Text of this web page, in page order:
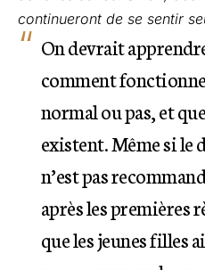
continueront de se sentir
On devrait
comment
normal ou pas, et
existent. Même si le
n’est pas
après les premières
que les jeunes filles